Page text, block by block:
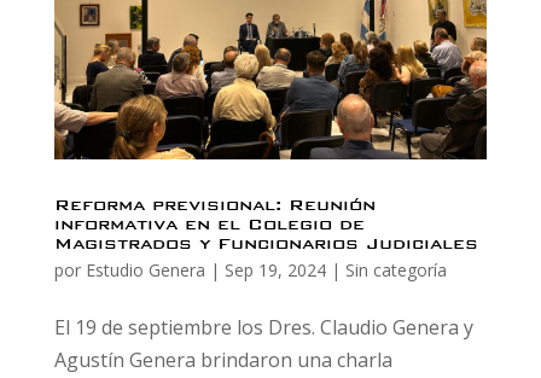
Reforma previsional: Reunión
informativa en el Colegio de
Magistrados y Funcionarios Judiciales
por Estudio Genera | Sep 19, 2024| Sin categoría
El 19 de septiembre los Dres. Claudio Genera y
Agustín Genera brindaron una charla